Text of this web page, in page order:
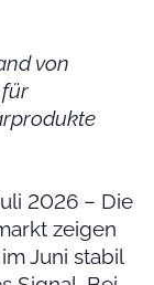
von
2026 – Die
zeigen
Juni stabil